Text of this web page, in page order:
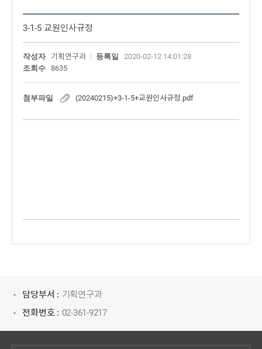
3-1-5 교원인사규정
작성자 기획연구과 등록일
2020-02-12 14:01:28
조회수
8635
첨부파일 (20240215)+3-1-5+교원인사규정.pdf
담당부서 : 기획연구과
전화번호 : 02-361-9217